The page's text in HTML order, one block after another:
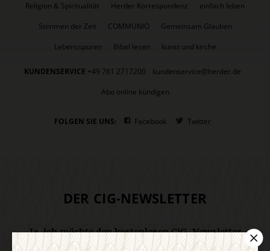
Religion & Spiritualität
Herder Korrespondenz
einfach leben
Stimmen der Zeit
COMMUNIO
Gemeinsam Glauben
Lebensspuren
Bibel lesen kunst und kirche
KUNDENSERVICE +49 761 2717200
kundenservice@herder.de
Abo online kündigen
FOLGEN SIE UNS: Facebook Twitter
DER CIG-NEWSLETTER
Ja, ich möchte den kostenlosen CiG-Newsletter
abonnierenund willige in die Verwendung meiner